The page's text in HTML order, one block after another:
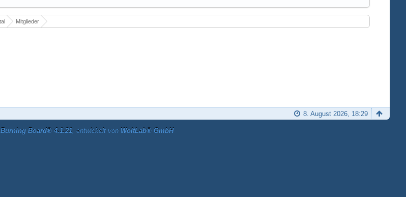
Mitglieder
8. August 2026, 18:29
Burning Board® 4.1.21, entwickelt von WoltLab® GmbH